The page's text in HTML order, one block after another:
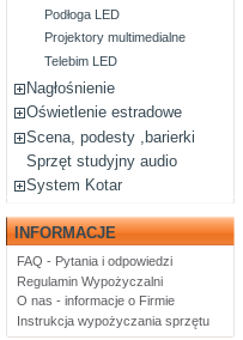
Podłoga LED
Projektory multimedialne
Telebim LED
Nagłośnienie
Oświetlenie estradowe
Scena, podesty ,barierki
Sprzęt studyjny audio
System Kotar
INFORMACJE
FAQ - Pytania i odpowiedzi
Regulamin Wypożyczalni
O nas - informacje o Firmie
Instrukcja wypożyczania sprzętu